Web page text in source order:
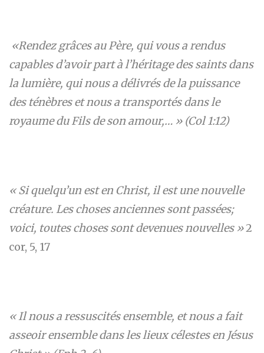
«Rendez grâces au Père, qui vous a rendus
capables d’avoir part à l’héritage des saints dans
la lumière, qui nous a délivrés de la puissance
des ténèbres et nous a transportés dans le
royaume du Fils de son amour,… » (Col 1:12)
« Si quelqu’un est en Christ, il est une nouvelle
créature. Les choses anciennes sont passées;
voici, toutes choses sont devenues nouvelles »2
cor, 5, 17
« Il nous a ressuscités ensemble, et nous a fait
asseoir ensemble dans les lieux célestes en Jésus